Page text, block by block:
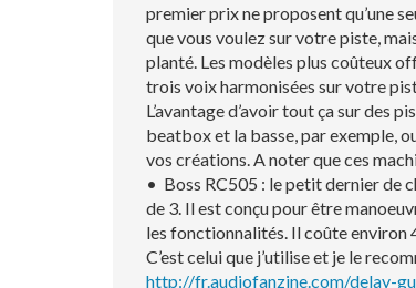
premier prix ne proposent qu’une
que vous voulez sur votre piste,
planté. Les modèles plus coûteux
trois voix harmonisées sur votre
L’avantage d’avoir tout ça sur des
beatbox et la basse, par exemple,
vos créations. A noter que ces
• Boss RC505 : le petit dernier de
de 3. Il est conçu pour être
les fonctionnalités. Il coûte environ
C’est celui que j’utilise et je le
http://fr.audiofanzine.com/delay-